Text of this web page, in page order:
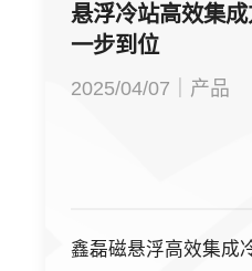
悬浮冷站高效集
一步到位
2025/04/07｜产品
鑫磊磁悬浮高效集成